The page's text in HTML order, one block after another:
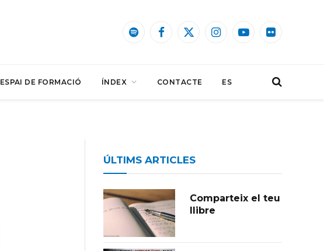
SpotifyFacebook
X
InstagramYouTubeFlickr
ESPAI DE FORMACIÓ ÍNDEX CONTACTE ES
ÚLTIMS ARTICLES
Comparteix el teu
llibre